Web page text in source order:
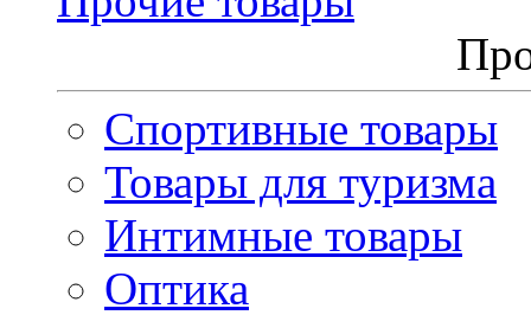
Спортивные товары
Товары для туризма
Интимные товары
Оптика